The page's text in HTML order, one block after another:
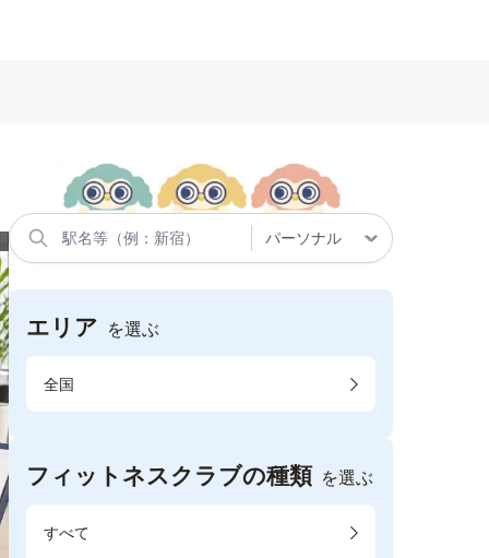
エリア を選ぶ
全国
フィットネスクラブの種類 を選ぶ
すべて